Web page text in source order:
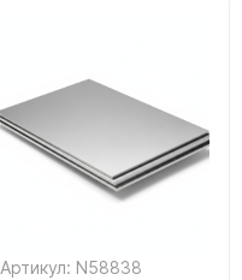
Артикул: N58838